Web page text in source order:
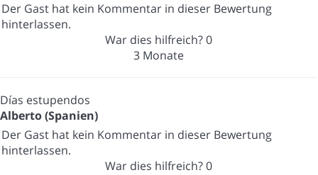
Der Gast hat kein Kommentar in dieser Bewertung
hinterlassen.
War dies hilfreich?0
3 Monate
Días estupendos
Alberto (Spanien)
Der Gast hat kein Kommentar in dieser Bewertung
hinterlassen.
War dies hilfreich?0